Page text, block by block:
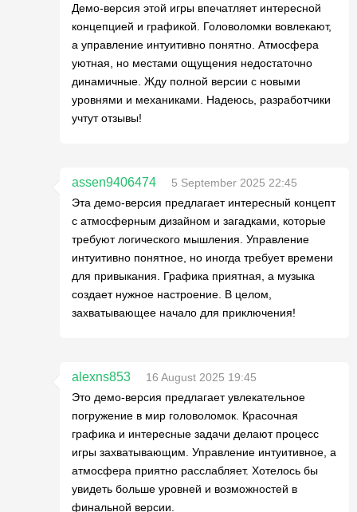
Демо-версия этой игры впечатляет интересной
концепцией и графикой. Головоломки вовлекают,
а управление интуитивно понятно. Атмосфера
уютная, но местами ощущения недостаточно
динамичные. Жду полной версии с новыми
уровнями и механиками. Надеюсь, разработчики
учтут отзывы!
assen9406474
5 September 2025 22:45
Эта демо-версия предлагает интересный концепт
с атмосферным дизайном и загадками, которые
требуют логического мышления. Управление
интуитивно понятное, но иногда требует времени
для привыкания. Графика приятная, а музыка
создает нужное настроение. В целом,
захватывающее начало для приключения!
alexns853
16 August 2025 19:45
Это демо-версия предлагает увлекательное
погружение в мир головоломок. Красочная
графика и интересные задачи делают процесс
игры захватывающим. Управление интуитивное, а
атмосфера приятно расслабляет. Хотелось бы
увидеть больше уровней и возможностей в
финальной версии.